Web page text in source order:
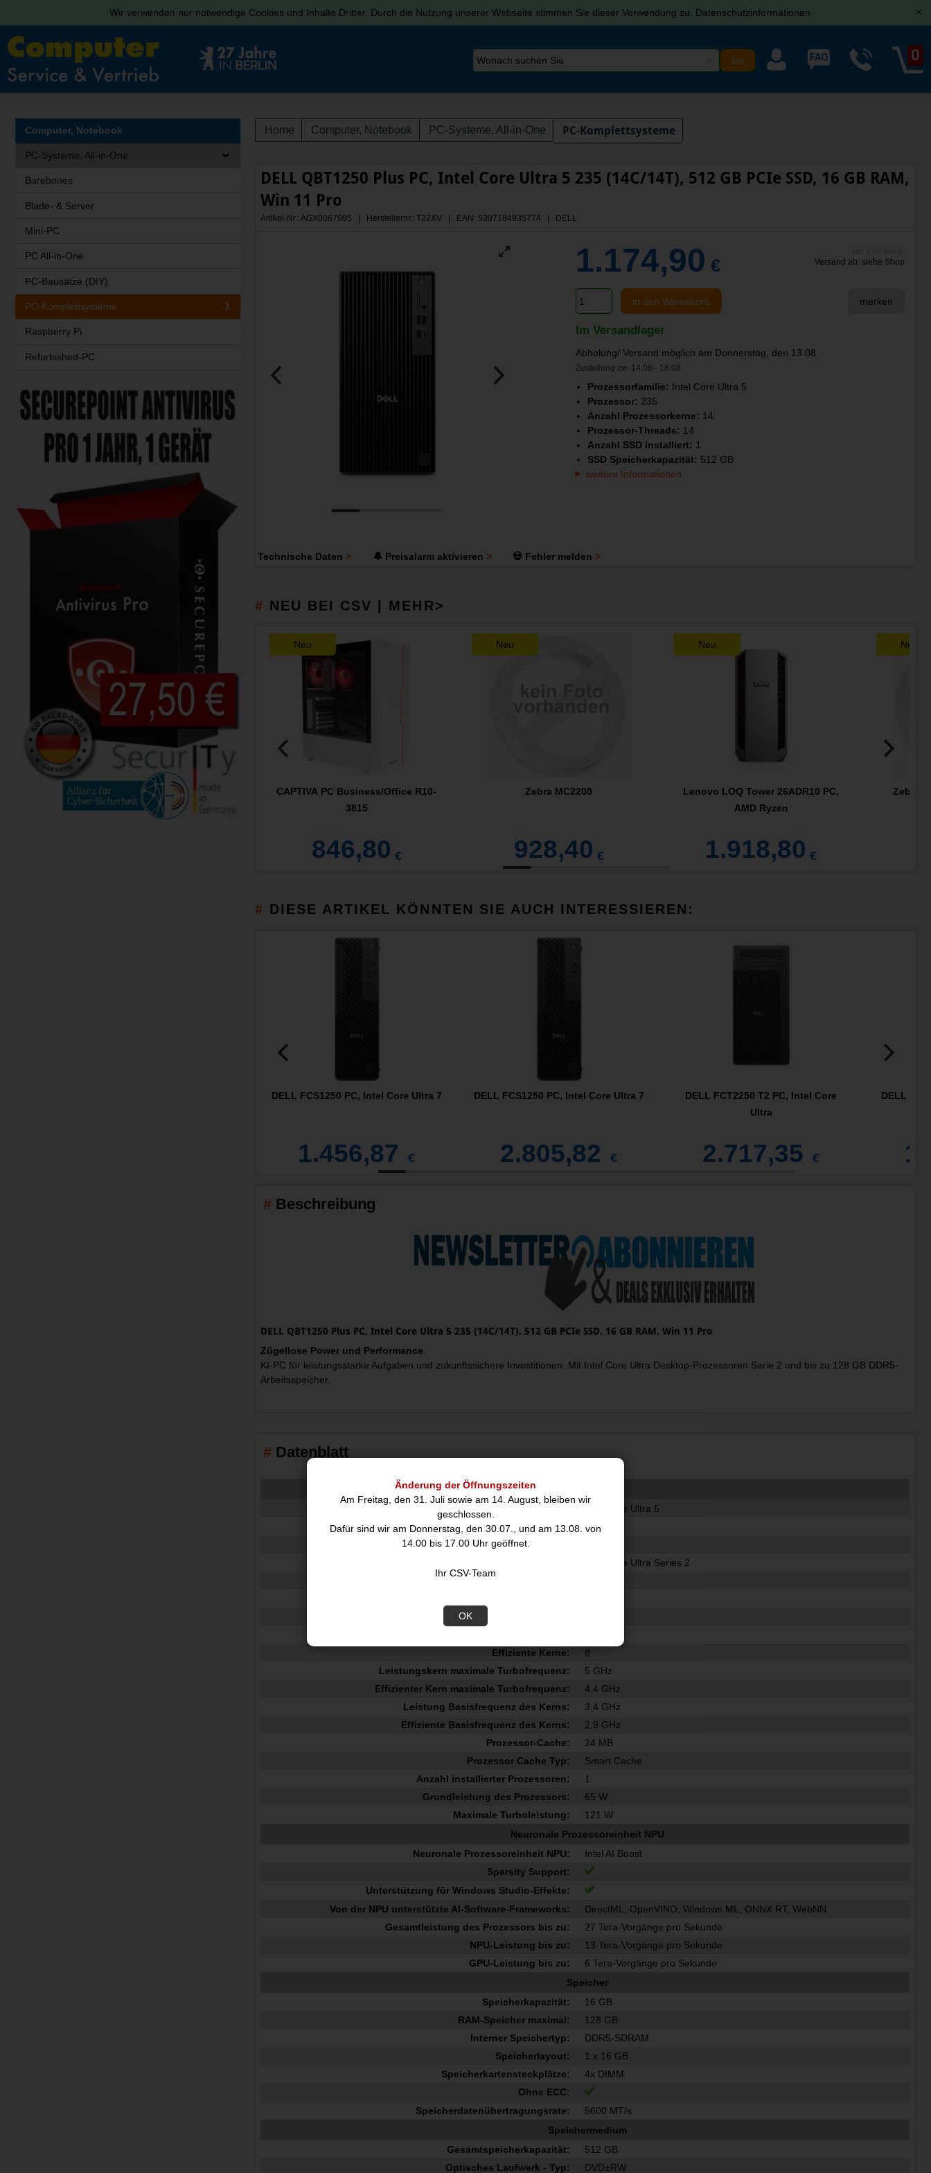
Wir verwenden nur notwendige Cookies und Inhalte Dritter. Durch die Nutzung unserer Webseite stimmen Sie dieser Verwendung zu. Datenschutzinformationen [x]
Änderung der Öffnungszeiten
Am Freitag, den 31. Juli sowie am 14. August, bleiben wir
geschlossen.
Dafür sind wir am Donnerstag, den 30.07., und am 13.08. von
14.00 bis 17.00 Uhr geöffnet.
Ihr CSV-Team
OK
0
Home Computer, Notebook PC-Systeme, All-in-One PC-Komplettsysteme
DELL QBT1250 Plus PC, Intel Core Ultra 5 235 (14C/14T), 512 GB PCIe SSD, 16 GB RAM,
Win 11 Pro
Artikel-Nr.: AGX0067905 | Herstellernr.: T22XV | EAN: 5397184935774 | DELL
1.174,90 € Versand ab: siehe Shop
in den Warenkorb merken
Im Versandlager
Abholung/ Versand möglich am Donnerstag, den 13.08
Zustellung zw. 14.08 - 18.08
Prozessorfamilie: Intel Core Ultra 5
Prozessor: 235
Anzahl Prozessorkerne: 14
Prozessor-Threads: 14
Anzahl SSD installiert: 1
SSD Speicherkapazität: 512 GB
weitere Informationen
Technische Daten 🔔 Preisalarm aktivieren 💀 Fehler melden
NEU BEI CSV | MEHR>
Neu
CAPTIVA PC Business/Office R10-
3815
846,80 €
Neu
Zebra MC2200
928,40 €
Neu
Lenovo LOQ Tower 26ADR10 PC,
AMD Ryzen
1.918,80 €
Neu
Zebra
DIESE ARTIKEL KÖNNTEN SIE AUCH INTERESSIEREN:
DELL FCS1250 PC, Intel Core Ultra 7
1.456,87 €
DELL FCS1250 PC, Intel Core Ultra 7
2.805,82 €
DELL FCT2250 T2 PC, Intel Core
Ultra
2.717,35 €
DELL
Beschreibung
DELL QBT1250 Plus PC, Intel Core Ultra 5 235 (14C/14T), 512 GB PCIe SSD, 16 GB RAM, Win 11 Pro
Zügellose Power und Performance
KI-PC für leistungsstarke Aufgaben und zukunftssichere Investitionen. Mit Intel Core Ultra Desktop-Prozessoren Serie 2 und bis zu 128 GB DDR5-
Arbeitsspeicher.
Datenblatt
Prozessorfamilie:
Intel Core Ultra 5
Prozessorhersteller:
Intel
Prozessor:
Intel Core Ultra Series 2
Prozessor Boost-Frequenz:
Effiziente Kerne:
8
Leistungskern maximale Turbofrequenz:
5 GHz
Effizienter Kern maximale Turbofrequenz:
4,4 GHz
Leistung Basisfrequenz des Kerns:
3,4 GHz
Effiziente Basisfrequenz des Kerns:
2,9 GHz
Prozessor-Cache:
24 MB
Prozessor Cache Typ:
Smart Cache
Anzahl installierter Prozessoren:
1
Grundleistung des Prozessors:
65 W
Maximale Turboleistung:
121 W
Neuronale Prozessoreinheit NPU
Neuronale Prozessoreinheit NPU:
Intel AI Boost
Sparsity Support:
Unterstützung für Windows Studio-Effekte:
Von der NPU unterstützte AI-Software-Frameworks:
DirectML, OpenVINO, Windows ML, ONNX RT, WebNN
Gesamtleistung des Prozessors bis zu:
27 Tera-Vorgänge pro Sekunde
NPU-Leistung bis zu:
13 Tera-Vorgänge pro Sekunde
GPU-Leistung bis zu:
6 Tera-Vorgänge pro Sekunde
Speicher
Speicherkapazität:
16 GB
RAM-Speicher maximal:
128 GB
Interner Speichertyp:
DDR5-SDRAM
Speicherlayout:
1 x 16 GB
Speicherkartensteckplätze:
4x DIMM
Ohne ECC:
Speicherdatenübertragungsrate:
5600 MT/s
Speichermedium
Gesamtspeicherkapazität:
512 GB
Optisches Laufwerk - Typ:
DVD±RW
Computer, Notebook
PC-Systeme, All-in-One
Barebones
Blade- & Server
Mini-PC
PC All-in-One
PC-Bausätze (DIY)
PC-Komplettsysteme
Raspberry Pi
Refurbished-PC